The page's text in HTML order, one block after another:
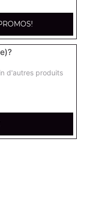
d'autres produits